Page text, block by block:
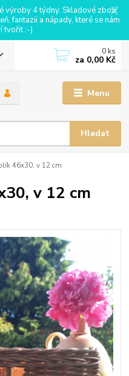
výroby 4 týdny. Skladové zboží
fantazii a nápady, které se nám
tvořit :-)
Menu
Hledat
0 ks
za 0,00 Kč
46x30, v 12 cm
v 12 cm